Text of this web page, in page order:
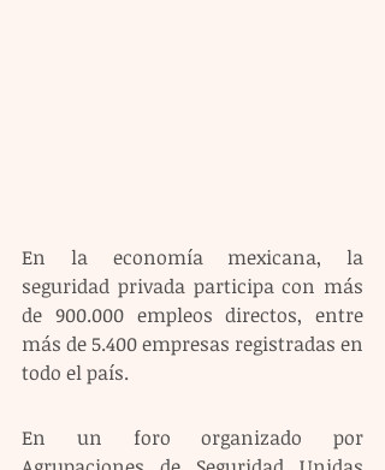
En la economía mexicana, la
seguridad privada participa con más
de 900.000 empleos directos, entre
más de 5.400 empresas registradas en
todo el país.
En un foro organizado por